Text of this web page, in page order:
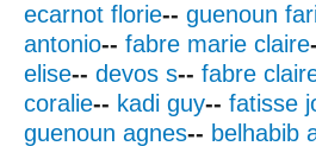
ecarnot florie-- guenoun
antonio-- fabre marie claire
elise-- devos s-- fabre
coralie-- kadi guy-- fatisse
guenoun agnes-- belhabib